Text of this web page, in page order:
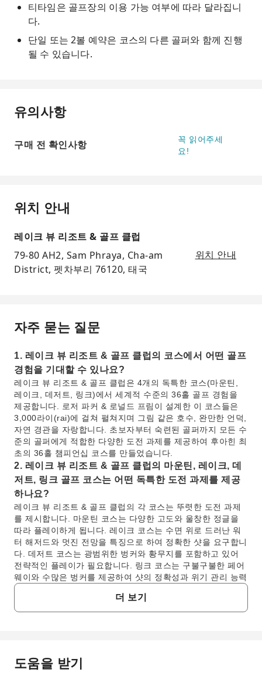
티타임은 골프장의 이용 가능 여부에 따라 달라집니
다.
단일 또는 2볼 예약은 코스의 다른 골퍼와 함께 진행
될 수 있습니다.
유의사항
구매 전 확인사항
꼭 읽어주세
요!
위치 안내
레이크 뷰 리조트 & 골프 클럽
79-80 AH2, Sam Phraya, Cha-am
District, 펫차부리 76120, 태국
위치 안내
자주 묻는 질문
1. 레이크 뷰 리조트 & 골프 클럽의 코스에서 어떤 골프
경험을 기대할 수 있나요?
레이크 뷰 리조트 & 골프 클럽은 4개의 독특한 코스(마운틴,
레이크, 데저트, 링크)에서 세계적 수준의 36홀 골프 경험을
제공합니다. 로저 파커 & 로널드 프림이 설계한 이 코스들은
3,000라이(rai)에 걸쳐 펼쳐지며 그림 같은 호수, 완만한 언덕,
자연 경관을 자랑합니다. 초보자부터 숙련된 골퍼까지 모든 수
준의 골퍼에게 적합한 다양한 도전 과제를 제공하여 후아힌 최
초의 36홀 챔피언십 코스를 만들었습니다.
2. 레이크 뷰 리조트 & 골프 클럽의 마운틴, 레이크, 데
저트, 링크 골프 코스는 어떤 독특한 도전 과제를 제공
하나요?
레이크 뷰 리조트 & 골프 클럽의 각 코스는 뚜렷한 도전 과제
를 제시합니다. 마운틴 코스는 다양한 고도와 울창한 정글을
따라 플레이하게 됩니다. 레이크 코스는 수면 위로 드러난 워
터 해저드와 멋진 전망을 특징으로 하여 정확한 샷을 요구합니
다. 데저트 코스는 광범위한 벙커와 황무지를 포함하고 있어
전략적인 플레이가 필요합니다. 링크 코스는 구불구불한 페어
웨이와 수많은 벙커를 제공하여 샷의 정확성과 위기 관리 능력
을 테스트합니다. 각 코스는 독특한 골프 경험을 제공하도록
3. 골프 외에 레이크 뷰 리조트 & 골프 클럽에는 어떤
수영장, 고요한 자연 속 자전거 도로 등 다양한 시설을 즐길 수
더 보기
자주 묻는 질문
도움을 받기